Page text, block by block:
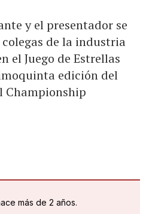
y el presentador se
de la industria
el Juego de Estrellas
edición del
Championship
más de 2 años.